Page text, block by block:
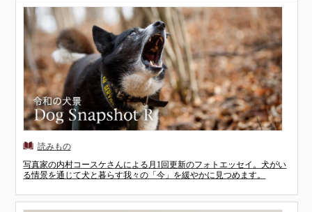
写真家の内村コースケさんによる月1回更新のフォトエッセイ。犬がい
る情景を通じて犬と暮らす我々の「今」を緩やかに見つめます。